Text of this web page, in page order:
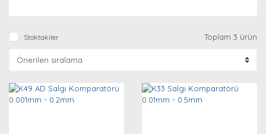
Stoktakiler Toplam 3 ürün